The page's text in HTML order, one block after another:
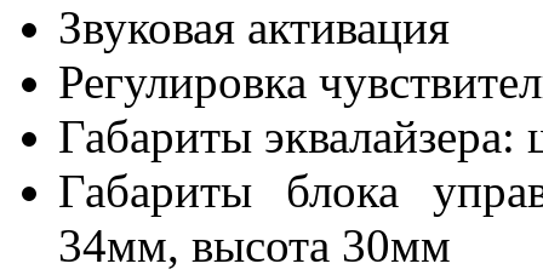
Звуковая активация
Регулировка
Габариты
Габариты блока
34мм, высота 30мм